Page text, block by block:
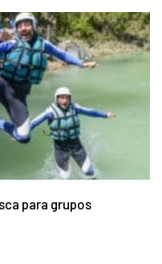
para grupos